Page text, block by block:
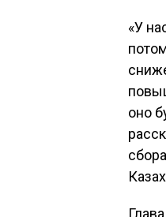
«У
оно